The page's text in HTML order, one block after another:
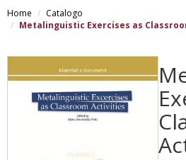
contenuto
principale
Home
Catalogo
Metalinguistic Exercises as